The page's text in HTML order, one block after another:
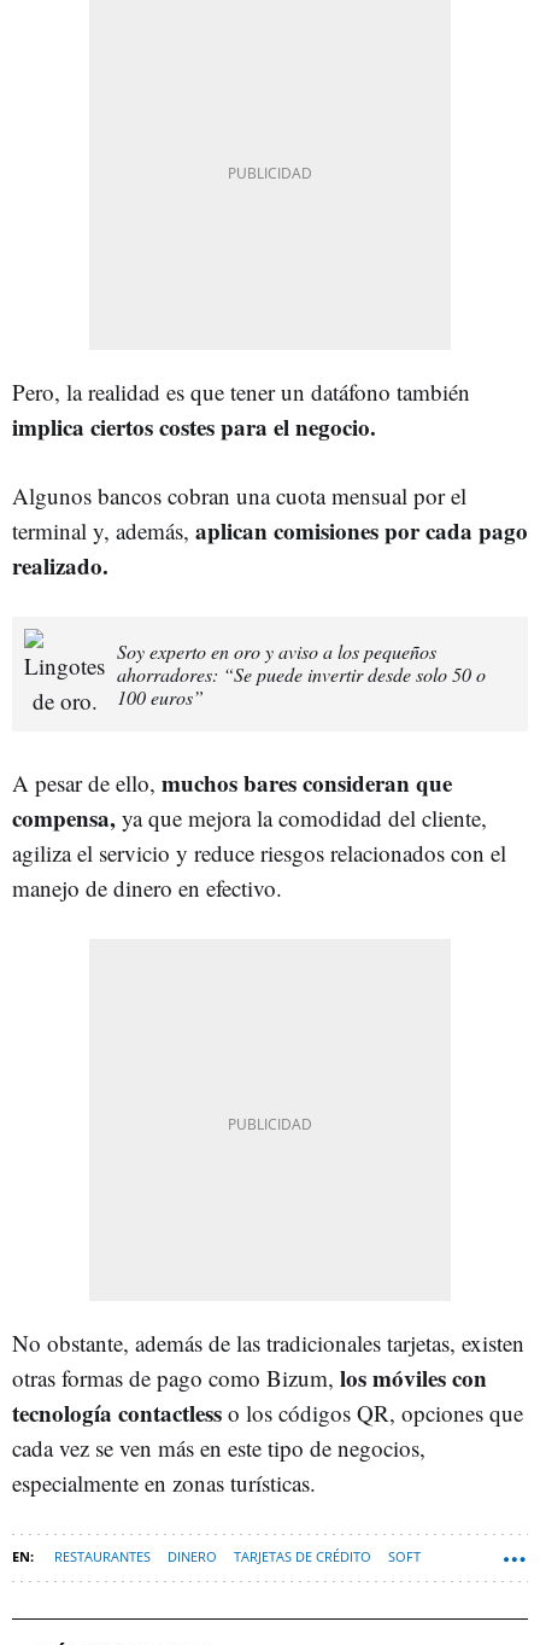
Pero, la realidad es que tener un datáfono también
implica ciertos costes para el negocio.
Algunos bancos cobran una cuota mensual por el
terminal y, además, aplican comisiones por cada pago
realizado.
Soy experto en oro y aviso a los pequeños
ahorradores: “Se puede invertir desde solo 50 o
100 euros”
A pesar de ello, muchos bares consideran que
compensa, ya que mejora la comodidad del cliente,
agiliza el servicio y reduce riesgos relacionados con el
manejo de dinero en efectivo.
No obstante, además de las tradicionales tarjetas, existen
otras formas de pago como Bizum, los móviles con
tecnología contactless o los códigos QR, opciones que
cada vez se ven más en este tipo de negocios,
especialmente en zonas turísticas.
RESTAURANTES DINERO TARJETAS DE CRÉDITO SOFT